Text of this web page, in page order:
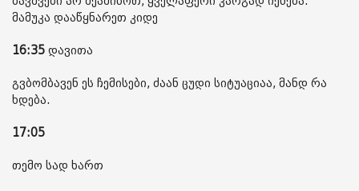
მამუკა დააწყნარეთ კიდე
16:35 დავითა
გვბომბავენ ეს ჩემისები, ძაან ცუდი სიტუაციაა, მანდ რა
ხდება.
17:05
თემო სად ხართ